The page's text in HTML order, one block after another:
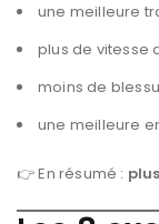
une meilleure
plus de vitesse
moins de
une meilleure
👉 En résumé :